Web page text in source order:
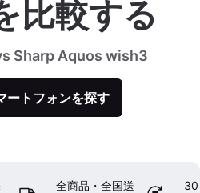
比較する
Sharp Aquos wish3
トフォンを探す
全商品・全国送
30